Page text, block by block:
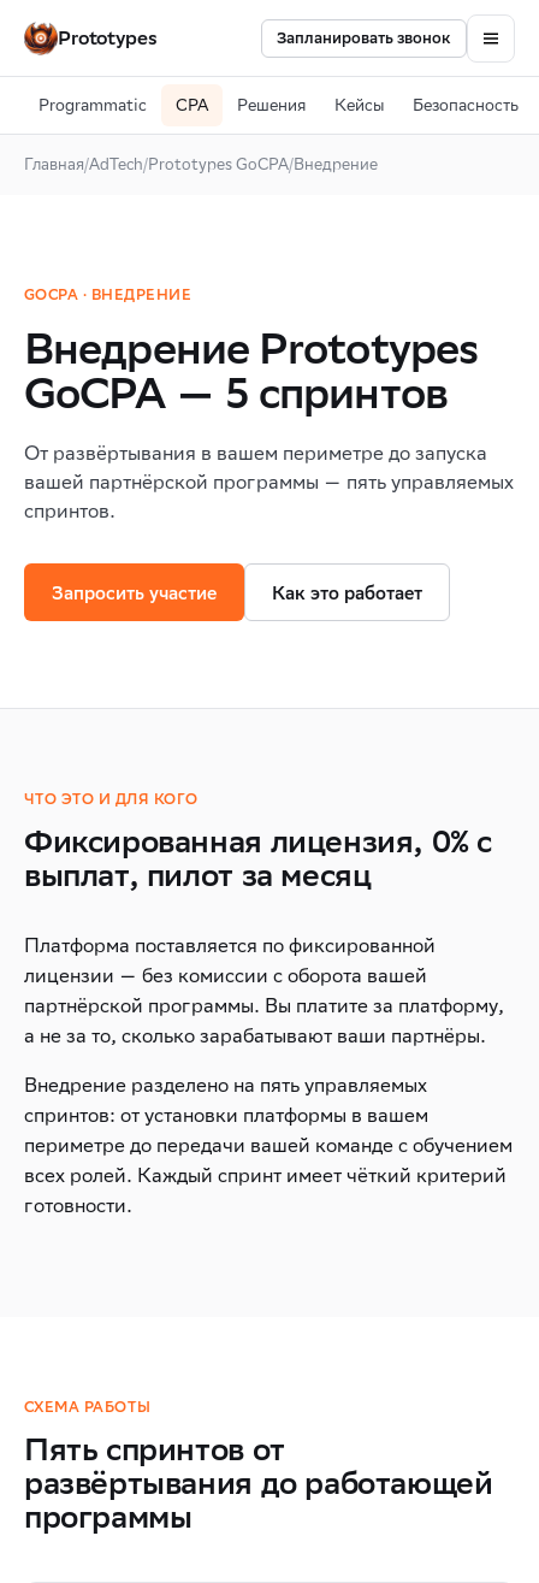
Prototypes Запланировать звонок
Programmatic CPA Решения Кейсы Безопасность
Главная/AdTech/Prototypes GoCPA/Внедрение
GOCPA · ВНЕДРЕНИЕ
Внедрение Prototypes
GoCPA — 5 спринтов
От развёртывания в вашем периметре до запуска
вашей партнёрской программы — пять управляемых
спринтов.
Запросить участие Как это работает
ЧТО ЭТО И ДЛЯ КОГО
Фиксированная лицензия, 0% с
выплат, пилот за месяц
Платформа поставляется по фиксированной
лицензии — без комиссии с оборота вашей
партнёрской программы. Вы платите за платформу,
а не за то, сколько зарабатывают ваши партнёры.
Внедрение разделено на пять управляемых
спринтов: от установки платформы в вашем
периметре до передачи вашей команде с обучением
всех ролей. Каждый спринт имеет чёткий критерий
готовности.
СХЕМА РАБОТЫ
Пять спринтов от
развёртывания до работающей
программы